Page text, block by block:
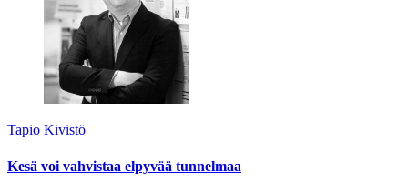
Tapio Kivistö
Kesä voi vahvistaa elpyvää tunnelmaa